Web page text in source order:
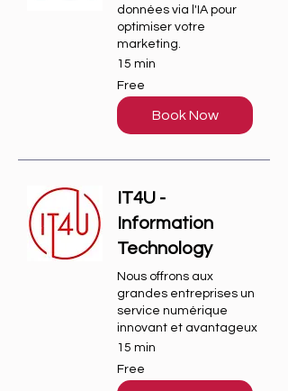
données via l'IA pour
optimiser votre
marketing.
15 min
Free
Free
Book Now
IT4U -
Information
Technology
Nous offrons aux
grandes entreprises un
service numérique
innovant et avantageux
15 min
Free
Free